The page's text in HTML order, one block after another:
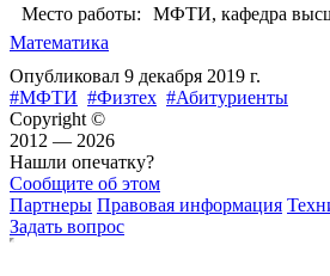
Место работы:
МФТИ, кафедра
Математика
Опубликовал 9 декабря 2019 г.
#МФТИ #Физтех #Абитуриенты
Copyright ©
2012 — 2026
Нашли опечатку?
Сообщите об этом
Партнеры Правовая информация
Задать вопрос